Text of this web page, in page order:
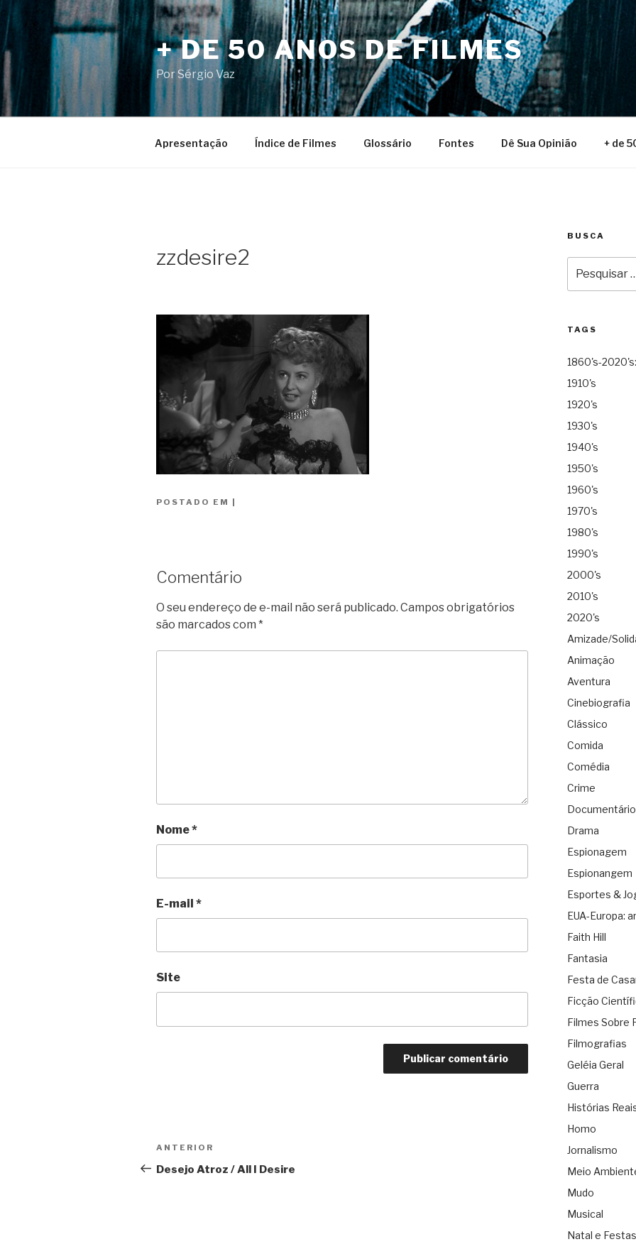
para
o
conteúdo
+ DE 50 ANOS DE FILMES
Por Sérgio Vaz
Apresentação Índice de Filmes Glossário Fontes Dê Sua Opinião + de
zzdesire2
POSTADO EM
Comentário
O seu endereço de e-mail não será publicado. Campos obrigatórios
são marcados com *
Nome*
E-mail *
Site
Navegação
de
Anterior
ANTERIOR
Desejo Atroz / All I Desire
BUSCA
por:
TAGS
1860's-
1910's
1920's
1930's
1940's
1950's
1960's
1970's
1980's
1990's
2000's
2010's
2020's
Amizade/
Animação
Aventura
Cinebiografia
Clássico
Comida
Comédia
Crime
Documentário
Drama
Espionagem
Espionangem
Esportes &
EUA-Europa:
Faith Hill
Fantasia
Festa de
Ficção
Filmes Sobre
Filmografias
Geléia Geral
Guerra
Histórias
Homo
Jornalismo
Meio
Mudo
Musical
Natal e Festas